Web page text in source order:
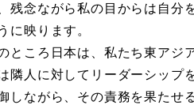
残念ながら私の目からは自分
に映ります。
ところ日本は、私たち東アジ
隣人に対してリーダーシップ
しながら、その責務を果たせ